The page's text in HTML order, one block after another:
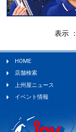
表示 ：
HOME
店舗検索
上州屋ニュース
イベント情報